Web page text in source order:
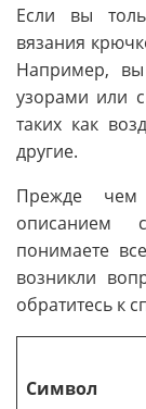
Если вы
вязания
Например,
узорами или
таких как
другие.
Прежде чем
описанием
понимаете
возникли
обратитесь к
Символ